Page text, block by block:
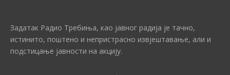
Задатак Радио Требиња, као јавног радија је тачно,
истинито, поштено и непристрасно извјештавање, али и
подстицање јавности на акцију.